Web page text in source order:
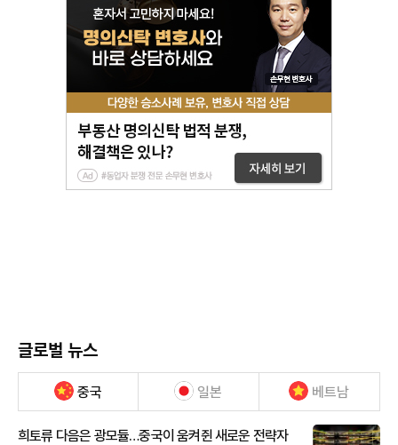
글로벌 뉴스
중국 일본 베트남
희토류 다음은 광모듈…중국이 움켜쥔 새로운 전략자